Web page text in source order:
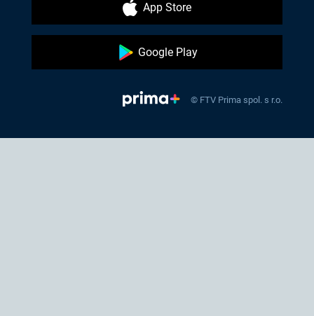
App Store
Google Play
© FTV Prima spol. s r.o.